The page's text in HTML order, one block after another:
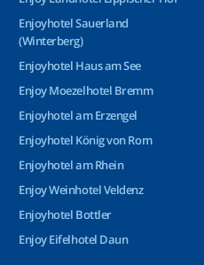
Enjoyhotel Sauerland
(Winterberg)
Enjoyhotel Haus am See
Enjoy Moezelhotel Bremm
Enjoyhotel am Erzengel
Enjoyhotel König von Rom
Enjoyhotel am Rhein
Enjoy Weinhotel Veldenz
Enjoyhotel Bottler
Enjoy Eifelhotel Daun